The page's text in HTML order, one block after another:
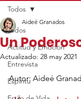
Todos
Actitud y Emoción
Entrevista
Espíritu
Todos
Un
Aideé Granados
Actualizado: 28 may 2021
Autor: Aideé